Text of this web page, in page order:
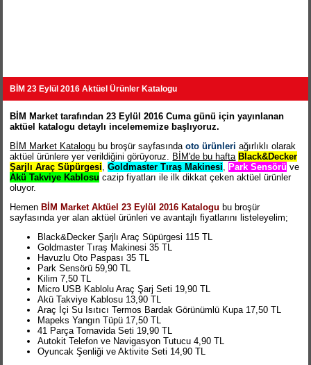
BİM 23 Eylül 2016 Aktüel Ürünler Katalogu
BİM Market tarafından 23 Eylül 2016 Cuma günü için yayınlanan
aktüel katalogu detaylı incelememize başlıyoruz.
BİM Market Katalogu bu broşür sayfasındaoto ürünleri ağırlıklı olarak
aktüel ürünlere yer verildiğini görüyoruz. BİM'de bu hafta Black&Decker
Şarjlı Araç Süpürgesi,Goldmaster Tıraş Makinesi, Park Sensörü ve
Akü Takviye Kablosu cazip fiyatları ile ilk dikkat çeken aktüel ürünler
oluyor.
Hemen BİM Market Aktüel 23 Eylül 2016 Katalogu bu broşür
sayfasında yer alan aktüel ürünleri ve avantajlı fiyatlarını listeleyelim;
Black&Decker Şarjlı Araç Süpürgesi 115 TL
Goldmaster Tıraş Makinesi 35 TL
Havuzlu Oto Paspası 35 TL
Park Sensörü 59,90 TL
Kilim 7,50 TL
Micro USB Kablolu Araç Şarj Seti 19,90 TL
Akü Takviye Kablosu 13,90 TL
Araç İçi Su Isıtıcı Termos Bardak Görünümlü Kupa 17,50 TL
Mapeks Yangın Tüpü 17,50 TL
41 Parça Tornavida Seti 19,90 TL
Autokit Telefon ve Navigasyon Tutucu 4,90 TL
Oyuncak Şenliği ve Aktivite Seti 14,90 TL